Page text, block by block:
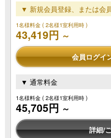
▼ 新規会員登録、または会
1名様料金( 2名様1室利用時 )
43,419円 ～
会員ログイ
▼ 通常料金
1名様料金( 2名様1室利用時 )
45,705円 ～
詳細/